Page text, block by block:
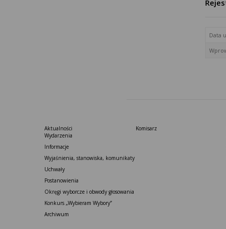
Data
Aktualności
Wydarzenia
Informacje
Wyjaśnienia, stanowiska, komunikaty
Uchwały
Postanowienia
Okręgi wyborcze i obwody głosowania
Konkurs „Wybieram Wybory”
Archiwum
Komisarz